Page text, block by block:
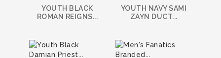
YOUTH BLACK
ROMAN REIGNS...
YOUTH NAVY SAMI
ZAYN DUCT...